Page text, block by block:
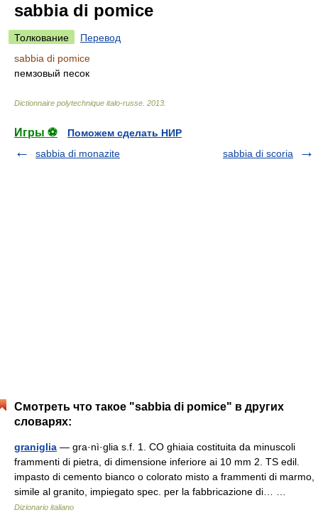
sabbia di pomice
Толкование
Перевод
sabbia di pomice
пемзовый песок
Dictionnaire polytechnique italo-russe 2013
Игры ⚽
Поможем сделать НИР
sabbia di monazite
sabbia di scoria
Смотреть что такое "sabbia di pomice" в других
словарях:
graniglia — gra·nì·glia s.f. 1. CO ghiaia costituita da minuscoli
frammenti di pietra, di dimensione inferiore ai 10 mm 2. TS edil.
impasto di cemento bianco o colorato misto a frammenti di marmo,
simile al granito, impiegato spec. per la fabbricazione di… …
Dizionario italiano